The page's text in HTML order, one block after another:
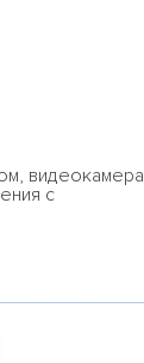
видеокамера
с